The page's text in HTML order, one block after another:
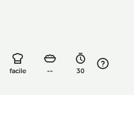
facile -- 30